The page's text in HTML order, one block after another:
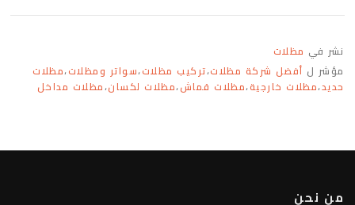
نشر في مظلات
مؤشر ل أفضل شركة مظلات،تركيب مظلات،سواتر ومظلات،مظلات
حديد،مظلات خارجية،مظلات قماش،مظلات لكسان،مظلات مداخل
من نحن